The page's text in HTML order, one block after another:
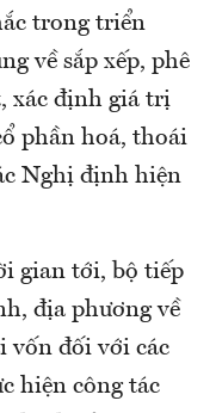
trong triển
về sắp xếp, phê
xác định giá trị
phần hoá, thoái
Nghị định hiện
gian tới, bộ tiếp
địa phương về
vốn đối với các
hiện công tác